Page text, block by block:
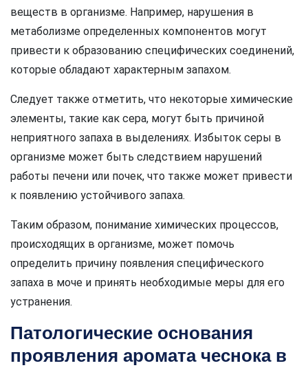
веществ в организме. Например, нарушения в
метаболизме определенных компонентов могут
привести к образованию специфических соединений,
которые обладают характерным запахом.
Следует также отметить, что некоторые химические
элементы, такие как сера, могут быть причиной
неприятного запаха в выделениях. Избыток серы в
организме может быть следствием нарушений
работы печени или почек, что также может привести
к появлению устойчивого запаха.
Таким образом, понимание химических процессов,
происходящих в организме, может помочь
определить причину появления специфического
запаха в моче и принять необходимые меры для его
устранения.
Патологические основания
проявления аромата чеснока в